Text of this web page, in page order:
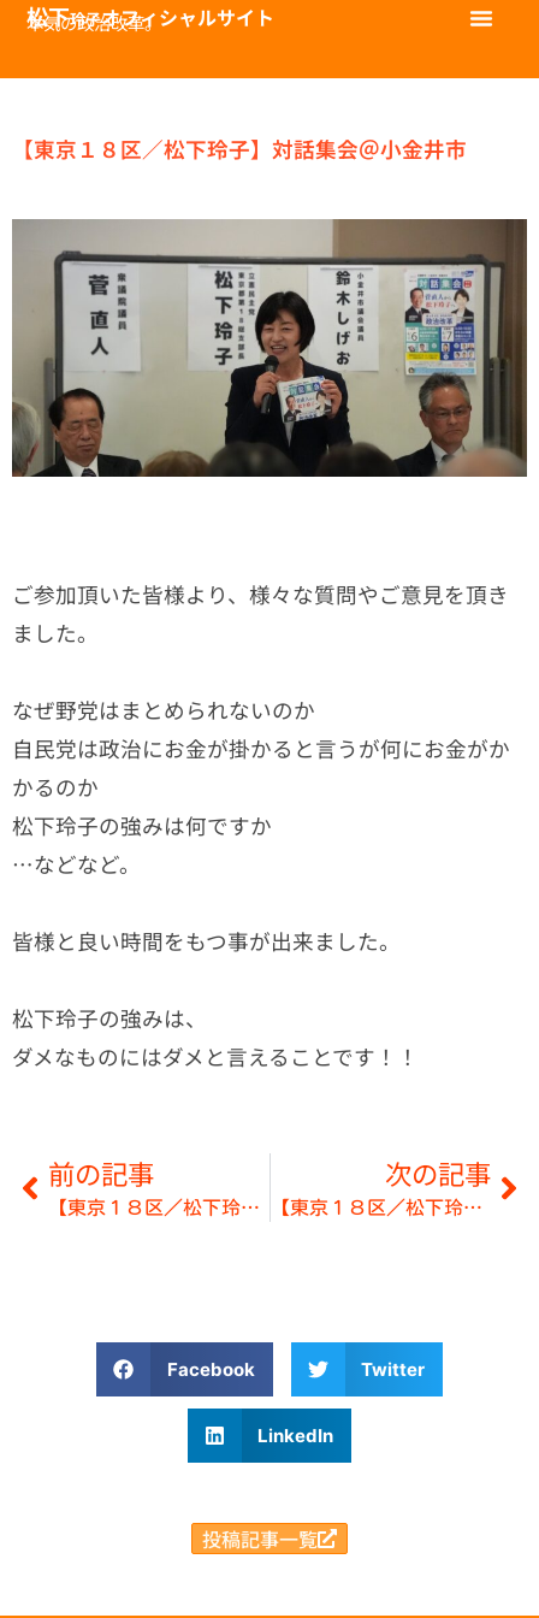
松下玲子オフィシャルサイト
本気の政治改革。
【東京１８区／松下玲子】対話集会＠小金井市
ご参加頂いた皆様より、様々な質問やご意見を頂き
ました。
なぜ野党はまとめられないのか
自民党は政治にお金が掛かると言うが何にお金がか
かるのか
松下玲子の強みは何ですか
…などなど。
皆様と良い時間をもつ事が出来ました。
松下玲子の強みは、
ダメなものにはダメと言えることです！！
前の記事
【東京１８区／松下玲子】立憲民主党街頭演説会
次の記事
【東京１８区／松下玲子】対話集会＠武蔵野市
Facebook Twitter
LinkedIn
投稿記事一覧